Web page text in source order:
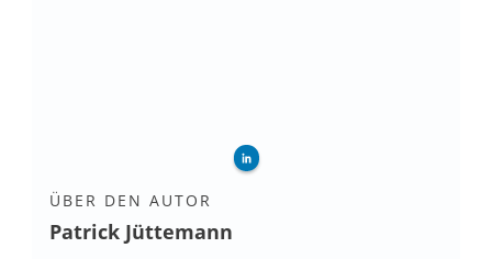
ÜBER DEN AUTOR
Patrick Jüttemann